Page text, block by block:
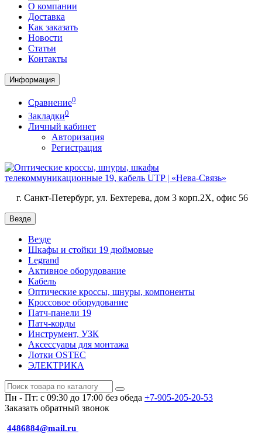
О компании
Доставка
Как заказать
Новости
Статьи
Контакты
Информация
Сравнение0
Закладки0
Личный кабинет
Авторизация
Регистрация
г. Санкт-Петербург, ул. Бехтерева, дом 3 корп.2X, офис 56
Везде
Везде
Шкафы и стойки 19 дюймовые
Legrand
Активное оборудование
Кабель
Оптические кроссы, шнуры, компоненты
Кроссовое оборудование
Патч-панели 19
Патч-корды
Инструмент, УЗК
Аксессуары для монтажа
Лотки OSTEC
ЭЛЕКТРИКА
Пн - Пт: с 09:30 до 17:00 без обеда +7-905-205-20-53
Заказать обратный звонок
4486884@mail.ru